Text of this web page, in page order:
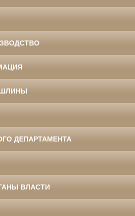
ДЕПАРТАМЕНТА
ВЛАСТИ